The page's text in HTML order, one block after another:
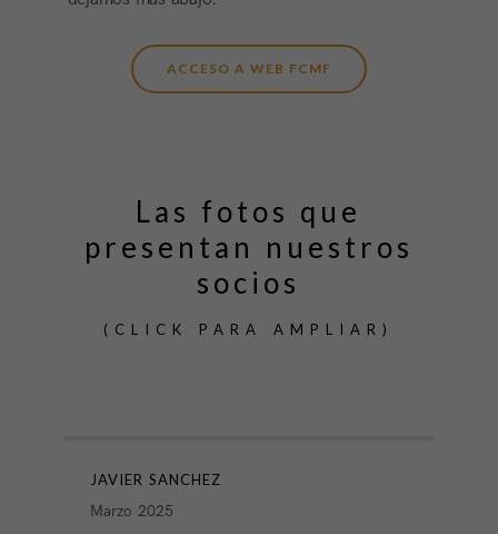
ACCESO A WEB FCMF
Las fotos que
presentan nuestros
socios
(CLICK PARA AMPLIAR)
JAVIER SANCHEZ
Marzo 2025